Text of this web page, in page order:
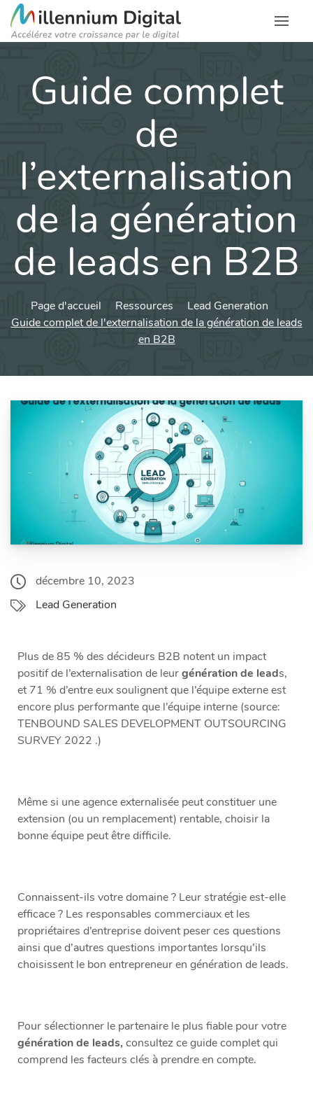
Guide complet
de
l’externalisation
de la génération
de leads en B2B
Page d'accueil Ressources
Lead Generation
Guide complet de l'externalisation de la génération de leads
en B2B
décembre 10, 2023
Lead Generation
Plus de 85 % des décideurs B2B notent un impact
positif de l’externalisation de leurgénération de leads,
et 71 % d’entre eux soulignent que l’équipe externe est
encore plus performante que l’équipe interne (source:
TENBOUND SALES DEVELOPMENT OUTSOURCING
SURVEY 2022 .)
Même si une agence externalisée peut constituer une
extension (ou un remplacement) rentable, choisir la
bonne équipe peut être difficile.
Connaissent-ils votre domaine ? Leur stratégie est-elle
efficace ? Les responsables commerciaux et les
propriétaires d’entreprise doivent peser ces questions
ainsi que d’autres questions importantes lorsqu’ils
choisissent le bon entrepreneur en génération de leads.
Pour sélectionner le partenaire le plus fiable pour votre
génération de leads,consultez ce guide complet qui
comprend les facteurs clés à prendre en compte.